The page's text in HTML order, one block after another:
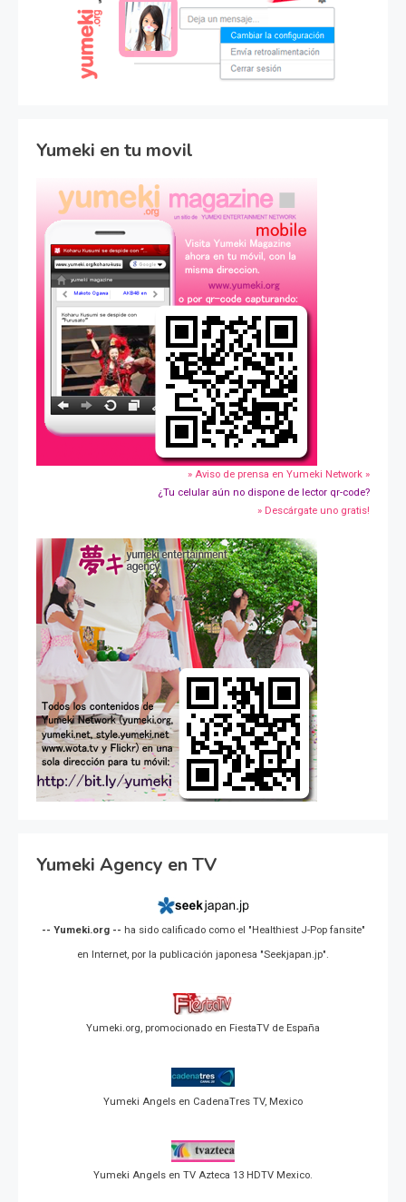
Yumeki en tu movil
» Aviso de prensa en Yumeki Network »
¿Tu celular aún no dispone de lector qr-code?
» Descárgate uno gratis!
Yumeki Agency en TV
-- Yumeki.org -- ha sido calificado como el "Healthiest J-Pop fansite"
en Internet, por la publicación japonesa "Seekjapan.jp".
Yumeki.org, promocionado en FiestaTV de España
Yumeki Angels en CadenaTres TV, Mexico
Yumeki Angels en TV Azteca 13 HDTV Mexico.